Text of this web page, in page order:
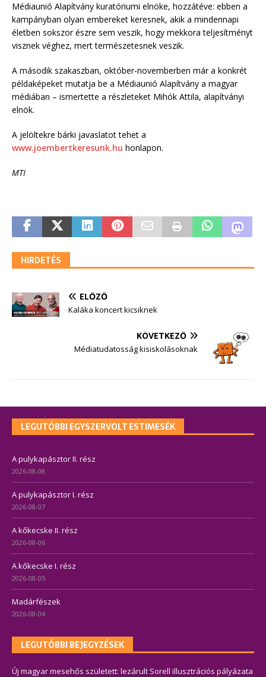
Médiaunió Alapítvány kuratóriumi elnöke, hozzátéve: ebben a
kampányban olyan embereket keresnek, akik a mindennapi
életben sokszor észre sem veszik, hogy mekkora teljesítményt
visznek véghez, mert természetesnek veszik.
A második szakaszban, október-novemberben már a konkrét
példaképeket mutatja be a Médiaunió Alapítvány a magyar
médiában – ismertette a részleteket Mihók Attila, alapítványi
elnök.
A jelöltekre bárki javaslatot tehet a
www.joembertkeresunk.hu honlapon.
MTI
HIRDETÉS
ELŐZŐ
Kaláka koncert kicsiknek
KÖVETKEZŐ
Médiatudatosság kisiskolásoknak
LEGUTÓBBI EGYSZERVOLT ESTIMESÉK
A pulykapásztor II. rész
2026-08-08
A pulykapásztor I. rész
2026-08-07
A kőkecske II. rész
2026-08-06
A kőkecske I. rész
2026-08-05
Madárfészek
2026-08-04
LEGUTÓBBI BEJEGYZÉSEK
Új magyar mesehős született: lezárult Sorell illusztrációs pályázata